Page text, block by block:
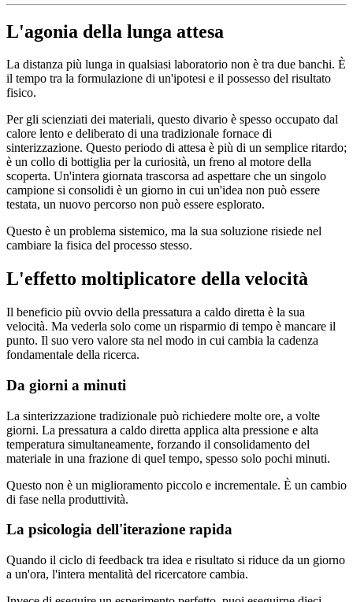
L'agonia della lunga attesa
La distanza più lunga in qualsiasi laboratorio non è tra due banchi. È
il tempo tra la formulazione di un'ipotesi e il possesso del risultato
fisico.
Per gli scienziati dei materiali, questo divario è spesso occupato dal
calore lento e deliberato di una tradizionale fornace di
sinterizzazione. Questo periodo di attesa è più di un semplice ritardo;
è un collo di bottiglia per la curiosità, un freno al motore della
scoperta. Un'intera giornata trascorsa ad aspettare che un singolo
campione si consolidi è un giorno in cui un'idea non può essere
testata, un nuovo percorso non può essere esplorato.
Questo è un problema sistemico, ma la sua soluzione risiede nel
cambiare la fisica del processo stesso.
L'effetto moltiplicatore della velocità
Il beneficio più ovvio della pressatura a caldo diretta è la sua
velocità. Ma vederla solo come un risparmio di tempo è mancare il
punto. Il suo vero valore sta nel modo in cui cambia la cadenza
fondamentale della ricerca.
Da giorni a minuti
La sinterizzazione tradizionale può richiedere molte ore, a volte
giorni. La pressatura a caldo diretta applica alta pressione e alta
temperatura simultaneamente, forzando il consolidamento del
materiale in una frazione di quel tempo, spesso solo pochi minuti.
Questo non è un miglioramento piccolo e incrementale. È un cambio
di fase nella produttività.
La psicologia dell'iterazione rapida
Quando il ciclo di feedback tra idea e risultato si riduce da un giorno
a un'ora, l'intera mentalità del ricercatore cambia.